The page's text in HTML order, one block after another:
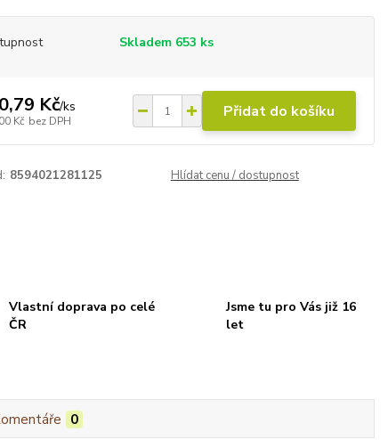
Skladem 653 ks
Kč/ks
Kč bez DPH Přidat do košíku
8594021281125 Hlídat cenu / dostupnost
Vlastní doprava po celé
ČR
Jsme tu pro Vás již 16
let
0